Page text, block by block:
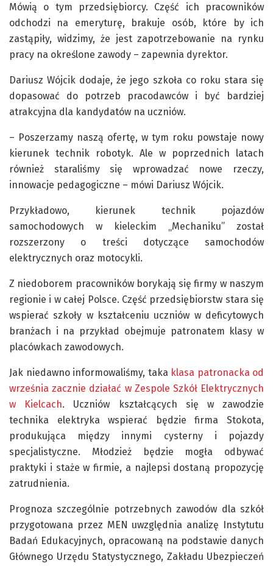
Mówią o tym przedsiębiorcy. Część ich pracowników
odchodzi na emeryturę, brakuje osób, które by ich
zastąpiły, widzimy, że jest zapotrzebowanie na rynku
pracy na określone zawody – zapewnia dyrektor.
Dariusz Wójcik dodaje, że jego szkoła co roku stara się
dopasować do potrzeb pracodawców i być bardziej
atrakcyjna dla kandydatów na uczniów.
– Poszerzamy naszą ofertę, w tym roku powstaje nowy
kierunek technik robotyk. Ale w poprzednich latach
również staraliśmy się wprowadzać nowe rzeczy,
innowacje pedagogiczne – mówi Dariusz Wójcik.
Przykładowo, kierunek technik pojazdów
samochodowych w kieleckim „Mechaniku” został
rozszerzony o treści dotyczące samochodów
elektrycznych oraz motocykli.
Z niedoborem pracowników borykają się firmy w naszym
regionie i w całej Polsce. Część przedsiębiorstw stara się
wspierać szkoły w kształceniu uczniów w deficytowych
branżach i na przykład obejmuje patronatem klasy w
placówkach zawodowych.
Jak niedawno informowaliśmy, taka klasa patronacka od
września zacznie działać w Zespole Szkół Elektrycznych
w Kielcach. Uczniów kształcących się w zawodzie
technika elektryka wspierać będzie firma Stokota,
produkująca między innymi cysterny i pojazdy
specjalistyczne. Młodzież będzie mogła odbywać
praktyki i staże w firmie, a najlepsi dostaną propozycję
zatrudnienia.
Prognoza szczególnie potrzebnych zawodów dla szkół
przygotowana przez MEN uwzględnia analizę Instytutu
Badań Edukacyjnych, opracowaną na podstawie danych
Głównego Urzędu Statystycznego, Zakładu Ubezpieczeń